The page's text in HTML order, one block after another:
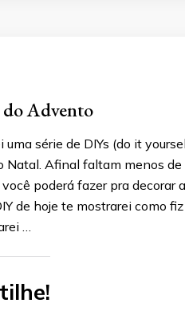
Advento
uma série de DIYs (do it
Natal. Afinal faltam menos
poderá fazer pra decorar
de hoje te mostrarei como
…